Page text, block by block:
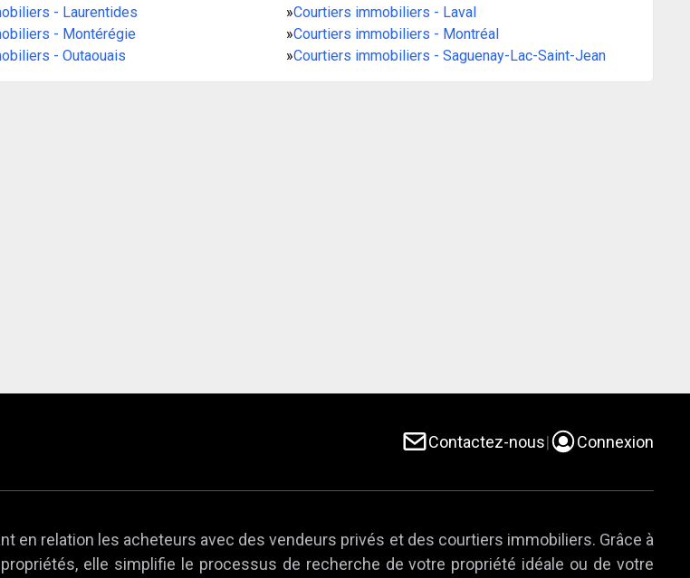
- Laurentides »Courtiers immobiliers - Laval
- Montérégie »Courtiers immobiliers - Montréal
- Outaouais »Courtiers immobiliers - Saguenay-Lac-Saint-Jean
Contactez-nous| Connexion
en relation les acheteurs avec des vendeurs privés et des courtiers immobiliers. Grâce à
elle simplifie le processus de recherche de votre propriété idéale ou de votre